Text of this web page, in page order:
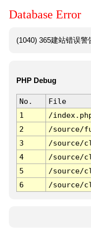
Database Error
(1040) 365建站错误
PHP Debug
No. File
1
/
2
/source/
3
/source/
4
/source/
5
/source/
6
/source/